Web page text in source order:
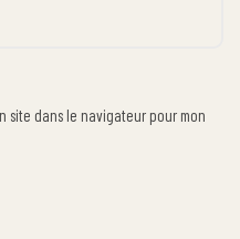
site dans le navigateur pour mon